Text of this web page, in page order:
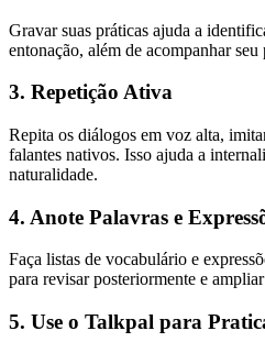
Gravar suas práticas ajuda a
entonação, além de acompanhar
3. Repetição Ativa
Repita os diálogos em voz alta,
falantes nativos. Isso ajuda a
naturalidade.
4. Anote Palavras e
Faça listas de vocabulário e
para revisar posteriormente e
5. Use o Talkpal para